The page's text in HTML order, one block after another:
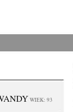
WIEK: 93